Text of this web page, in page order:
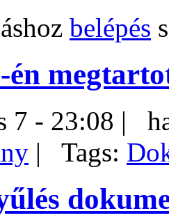
belépés
én
7 - 23:08 |
| Tags: